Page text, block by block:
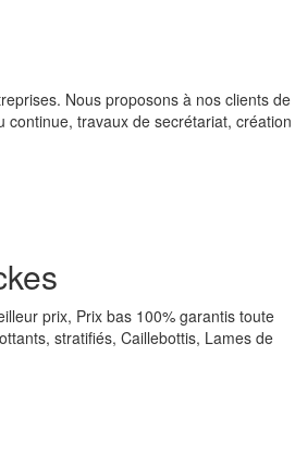
Nous proposons à nos clients de
travaux de secrétariat, création
prix, Prix bas 100% garantis toute
stratifiés, Caillebottis, Lames de